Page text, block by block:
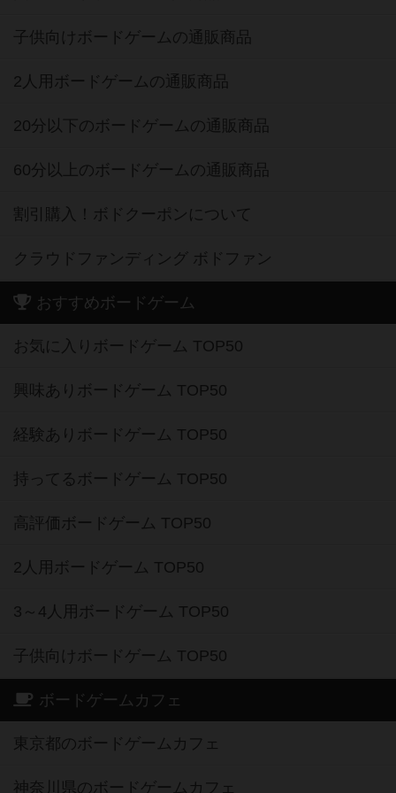
子供向けボードゲームの通販商品
2人用ボードゲームの通販商品
20分以下のボードゲームの通販商品
60分以上のボードゲームの通販商品
割引購入！ボドクーポンについて
クラウドファンディング ボドファン
おすすめボードゲーム
お気に入りボードゲーム TOP50
興味ありボードゲーム TOP50
経験ありボードゲーム TOP50
持ってるボードゲーム TOP50
高評価ボードゲーム TOP50
2人用ボードゲーム TOP50
3～4人用ボードゲーム TOP50
子供向けボードゲーム TOP50
ボードゲームカフェ
東京都のボードゲームカフェ
神奈川県のボードゲームカフェ